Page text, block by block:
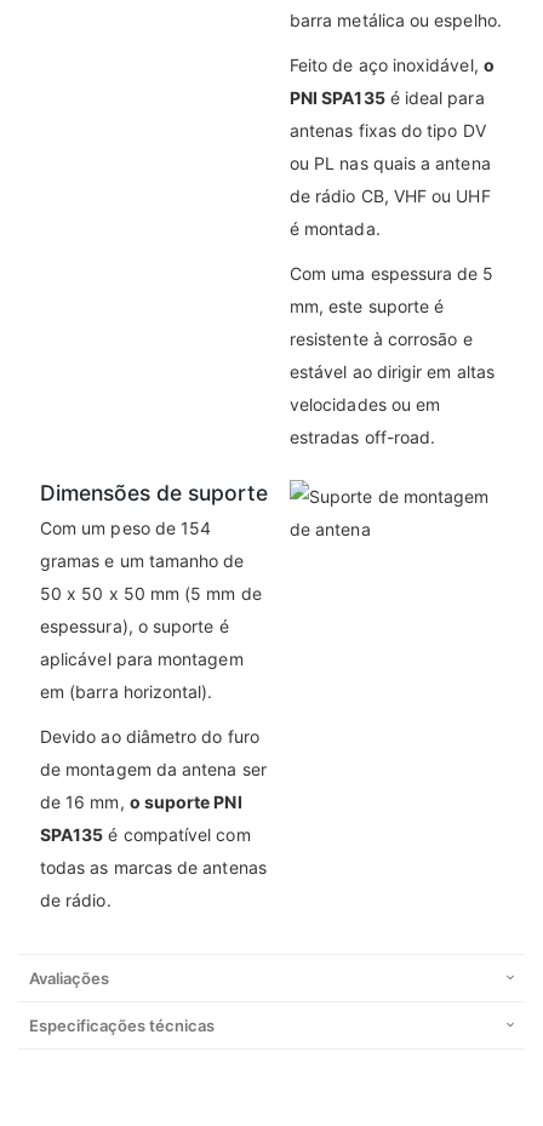
barra metálica ou espelho.
Feito de aço inoxidável, o
PNI SPA135é ideal para
antenas fixas do tipo DV
ou PL nas quais a antena
de rádio CB, VHF ou UHF
é montada.
Com uma espessura de 5
mm, este suporte é
resistente à corrosão e
estável ao dirigir em altas
velocidades ou em
estradas off-road.
Dimensões de suporte
Com um peso de 154
gramas e um tamanho de
50 x 50 x 50 mm (5 mm de
espessura), o suporte é
aplicável para montagem
em (barra horizontal).
Devido ao diâmetro do furo
de montagem da antena ser
de 16 mm, o suporte PNI
SPA135 é compatível com
todas as marcas de antenas
de rádio.
Avaliações
Especificações técnicas